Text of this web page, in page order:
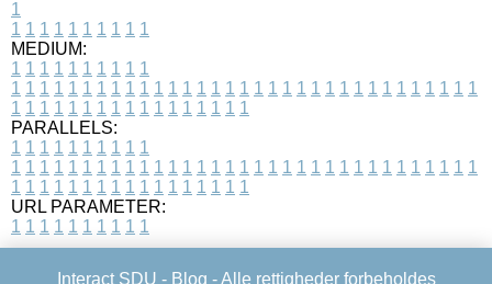
1
1 1 1 1 1 1 1 1 1 1
MEDIUM:
1 1 1 1 1 1 1 1 1 1
1 1 1 1 1 1 1 1 1 1 1 1 1 1 1 1 1 1 1 1 1 1 1 1 1 1 1 1 1 1 1 1 1
1 1 1 1 1 1 1 1 1 1 1 1 1 1 1 1 1
PARALLELS:
1 1 1 1 1 1 1 1 1 1
1 1 1 1 1 1 1 1 1 1 1 1 1 1 1 1 1 1 1 1 1 1 1 1 1 1 1 1 1 1 1 1 1
1 1 1 1 1 1 1 1 1 1 1 1 1 1 1 1 1
URL PARAMETER:
1 1 1 1 1 1 1 1 1 1
Interact SDU - Blog - Alle rettigheder forbeholdes